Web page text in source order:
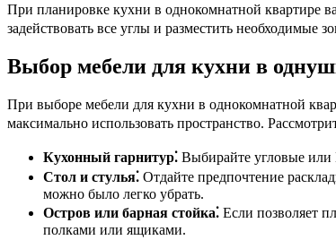
При планировке кухни в однокомнатной квартире
задействовать все углы и разместить необходимые
Выбор мебели для кухни в
При выборе мебели для кухни в однокомнатной
максимально использовать пространство.
Кухонный гарнитур⁚ Выбирайте угловые или
Стол и стулья⁚ Отдайте предпочтение
можно было легко убрать.
Остров или барная стойка⁚ Если позволяет
полками или ящиками.